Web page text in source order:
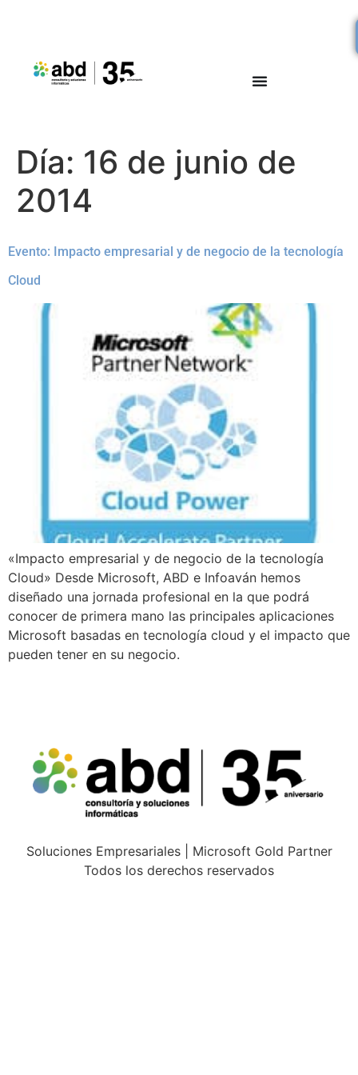
Día: 16 de junio de
2014
Evento: Impacto empresarial y de negocio de la tecnología
Cloud
«Impacto empresarial y de negocio de la tecnología
Cloud» Desde Microsoft, ABD e Infoaván hemos
diseñado una jornada profesional en la que podrá
conocer de primera mano las principales aplicaciones
Microsoft basadas en tecnología cloud y el impacto que
pueden tener en su negocio.
Soluciones Empresariales | Microsoft Gold Partner
Todos los derechos reservados